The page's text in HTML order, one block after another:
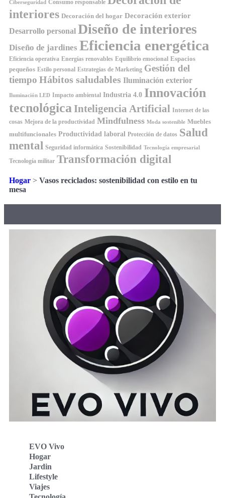
Ciberseguridad Consumo responsable
interiores Decoración del hogar Decoración exterior
Desarrollo personal Diseño de interiores
Diseño de jardines Eficiencia energética
Eficiencia operativa Energías renovables Equilibrio emocional Espacios
pequeños Estilo personal Estrategias de Marketing Gestión del
tiempo Hábitos saludables Iluminación exterior
Iluminación LED Impacto ambiental Industria 4.0 Innovación
tecnológica Inteligencia Artificial Internet de las
cosas Mejora de la productividad Mindfulness Moda sostenible Muebles
multifuncionales Productividad laboral Protección de datos Salud
mental Seguridad informática Sostenibilidad Tecnología empresarial
Tecnología militar Transformación digital
Hogar > Vasos reciclados: sostenibilidad con estilo en tu
mesa
EVO Vivo
Hogar
Jardin
Lifestyle
Viajes